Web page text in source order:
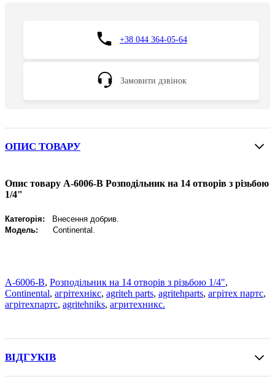
+38 044 364-05-64
Замовити дзвінок
ОПИС ТОВАРУ
Опис товару A-6006-B Розподільник на 14 отворів з різьбою
1/4"
Категорія:
Внесення добрив.
Модель: Continental.
A-6006-B, Розподільник на 14 отворів з різьбою 1/4",
Continental, агрітехнікс, agriteh parts, agritehparts, агрітех партс,
агрітехпартс, agritehniks, агритехникс.
ВІДГУКІВ